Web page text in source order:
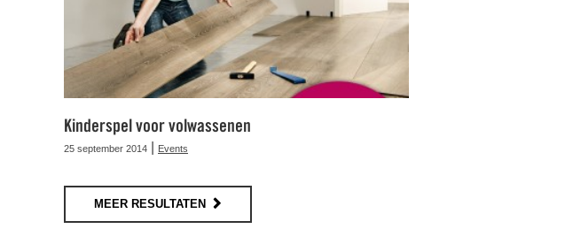
Kinderspel voor volwassenen
25 september 2014 Events
MEER RESULTATEN